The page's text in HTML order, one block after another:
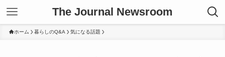
The Journal Newsroom
ホーム 暮らしのQ&A 気になる話題